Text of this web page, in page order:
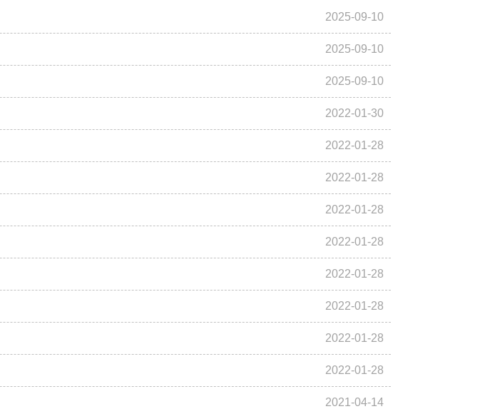
2025-09-10
2025-09-10
2025-09-10
2022-01-30
2022-01-28
2022-01-28
2022-01-28
2022-01-28
2022-01-28
2022-01-28
2022-01-28
2022-01-28
2021-04-14